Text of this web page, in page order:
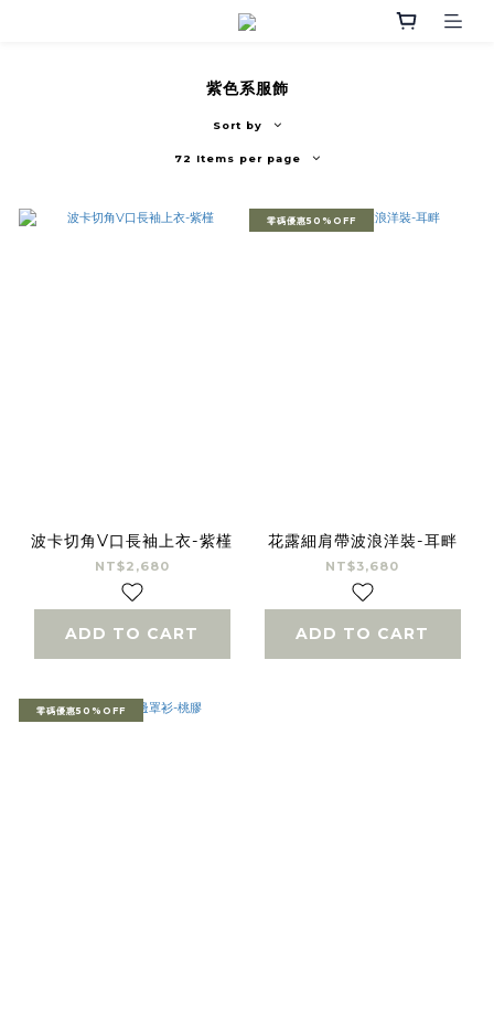
紫色系服飾
Sort by
72 Items per page
波卡切角V口長袖上衣-紫槿
NT$2,680
ADD TO CART
零碼優惠50%OFF
花露細肩帶波浪洋裝-耳畔
NT$3,680
ADD TO CART
零碼優惠50%OFF